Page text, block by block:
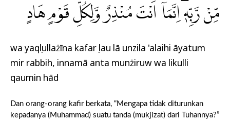
مِّنْ رَّبِّهٖۗ اِنَّمَآ اَنْتَ مُنْذِرٌ وَّلِكُلِّ قَوْمٍ هَادٍ
wa yaqụlullażīna kafarụ lau lā unzila 'alaihi āyatum
mir rabbih, innamā anta munżiruw wa likulli
qaumin hād
Dan orang-orang kafir berkata, “Mengapa tidak diturunkan
kepadanya (Muhammad) suatu tanda (mukjizat) dari Tuhannya?”